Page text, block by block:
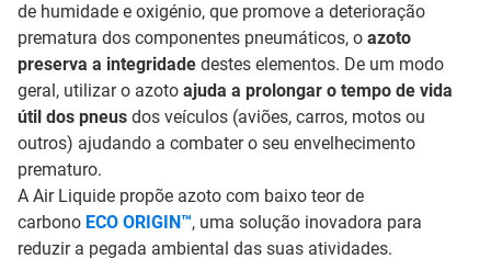
de humidade e oxigénio, que promove a deterioração
prematura dos componentes pneumáticos, o azoto
preserva a integridade destes elementos. De um modo
geral, utilizar o azoto ajuda a prolongar o tempo de vida
útil dos pneus dos veículos (aviões, carros, motos ou
outros) ajudando a combater o seu envelhecimento
prematuro.
A Air Liquide propõe azoto com baixo teor de
carbono ECO ORIGIN™, uma solução inovadora para
reduzir a pegada ambiental das suas atividades.